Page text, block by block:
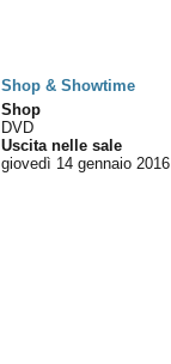
Shop & Showtime
Shop
DVD
Uscita nelle sale
giovedì 14 gennaio 2016